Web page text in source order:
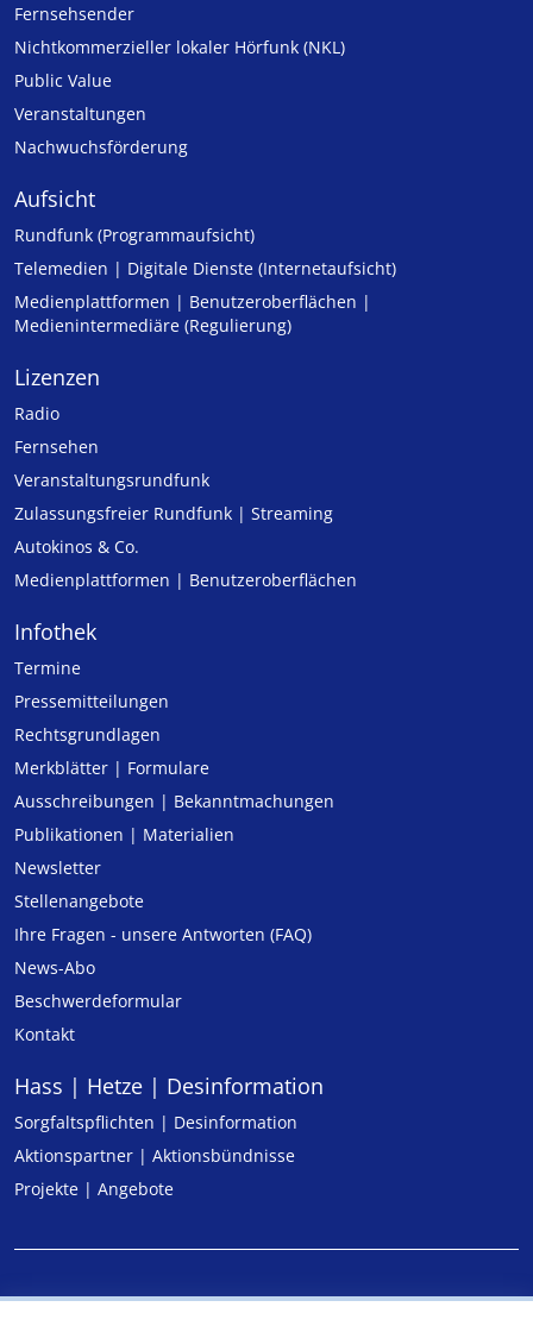
Fernsehsender
Nicht­kommer­zieller lo­ka­ler Hör­funk (NKL)
Public Value
Veranstaltungen
Nachwuchsförderung
Aufsicht
Rundfunk (Programmaufsicht)
Telemedien | Digitale Dienste (Internetaufsicht)
Medienplattformen | Benutzeroberflächen |
Medienintermediäre (Regulierung)
Lizenzen
Radio
Fernsehen
Veranstaltungsrundfunk
Zulassungs­freier Rund­funk | Streaming
Autokinos & Co.
Medienplattformen | Benutzeroberflächen
Infothek
Termine
Pressemitteilungen
Rechtsgrundlagen
Merkblätter | Formulare
Ausschreibungen | Bekanntmachungen
Publikationen | Materialien
Newsletter
Stellenangebote
Ihre Fragen - unsere Antworten (FAQ)
News-Abo
Beschwerdeformular
Kontakt
Hass | Hetze | Desinformation
Sorgfaltspflichten | Desinformation
Aktionspartner | Aktionsbündnisse
Projekte | Angebote